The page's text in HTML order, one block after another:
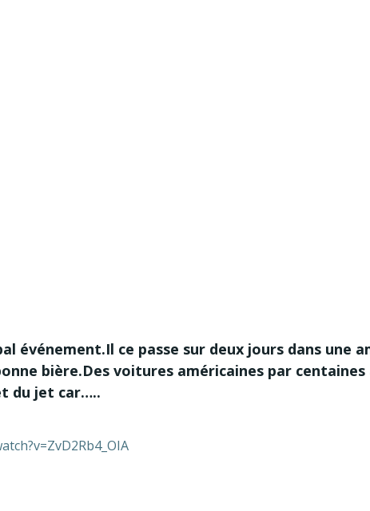
événement.Il ce passe sur deux jours dans une
bière.Des voitures américaines par
du jet car…..